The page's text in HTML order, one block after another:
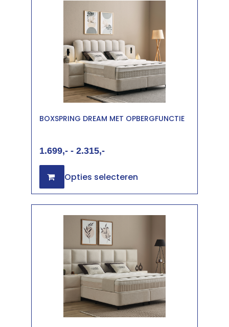
BOXSPRING DREAM MET OPBERGFUNCTIE
1.699 - 2.315
Opties selecteren